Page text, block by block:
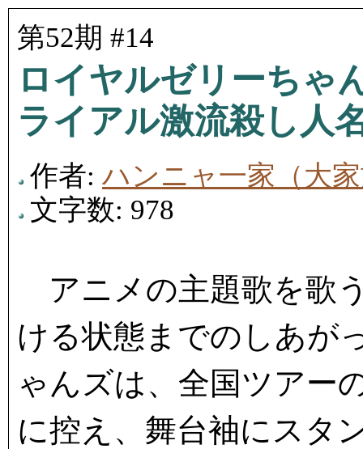
第52期 #14
ロイヤルゼリーち
ライアル激流殺し人
作者: ハンニャ一家（大
文字数: 978
アニメの主題歌を歌
ける状態までのしあが
ゃんズは、全国ツアー
に控え、舞台袖にスタ